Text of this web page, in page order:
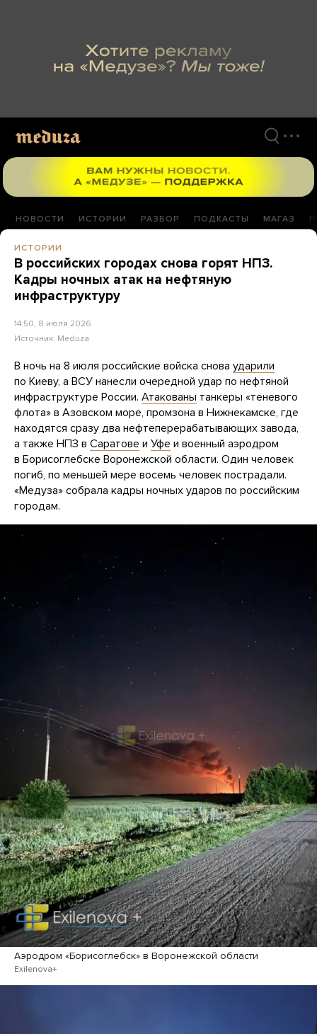
НОВОСТИ ИСТОРИИ РАЗБОР ПОДКАСТЫ МАГАЗ
ИСТОРИИ
В российских городах снова горят НПЗ.
Кадры ночных атак на нефтяную
инфраструктуру
14:50, 8 июля 2026
Источник: Meduza
В ночь на 8 июля российские войска снова ударили
по Киеву, а ВСУ нанесли очередной удар по нефтяной
инфраструктуре России. Атакованы танкеры «теневого
флота» в Азовском море, промзона в Нижнекамске, где
находятся сразу два нефтеперерабатывающих завода,
а также НПЗ в Саратове и Уфе и военный аэродром
в Борисоглебске Воронежской области. Один человек
погиб, по меньшей мере восемь человек пострадали.
«Медуза» собрала кадры ночных ударов по российским
городам.
Аэродром «Борисоглебск» в Воронежской области
Exilenova+